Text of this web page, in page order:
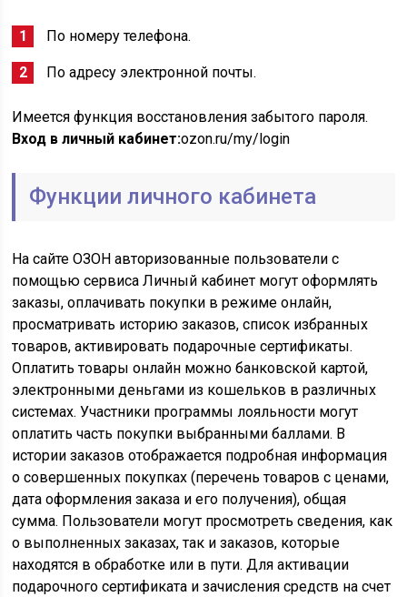
По номеру телефона.
По адресу электронной почты.
Имеется функция восстановления забытого пароля.
Вход в личный кабинет:ozon.ru/my/login
Функции личного кабинета
На сайте ОЗОН авторизованные пользователи с
помощью сервиса Личный кабинет могут оформлять
заказы, оплачивать покупки в режиме онлайн,
просматривать историю заказов, список избранных
товаров, активировать подарочные сертификаты.
Оплатить товары онлайн можно банковской картой,
электронными деньгами из кошельков в различных
системах. Участники программы лояльности могут
оплатить часть покупки выбранными баллами. В
истории заказов отображается подробная информация
о совершенных покупках (перечень товаров с ценами,
дата оформления заказа и его получения), общая
сумма. Пользователи могут просмотреть сведения, как
о выполненных заказах, так и заказов, которые
находятся в обработке или в пути. Для активации
подарочного сертификата и зачисления средств на счет